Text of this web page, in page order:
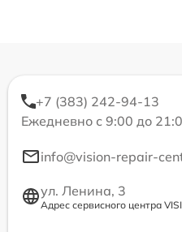
+7 (383) 242-94-13
Ежедневно с 9:00 до
info@vision-repair-
ул. Ленина, 3
Адрес сервисного центра